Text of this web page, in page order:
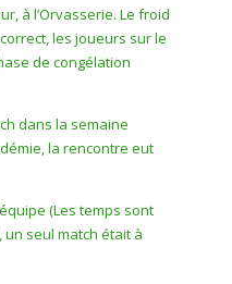
à l’Orvasserie. Le froid
les joueurs sur le
de congélation
dans la semaine
la rencontre eut
(Les temps sont
seul match était à